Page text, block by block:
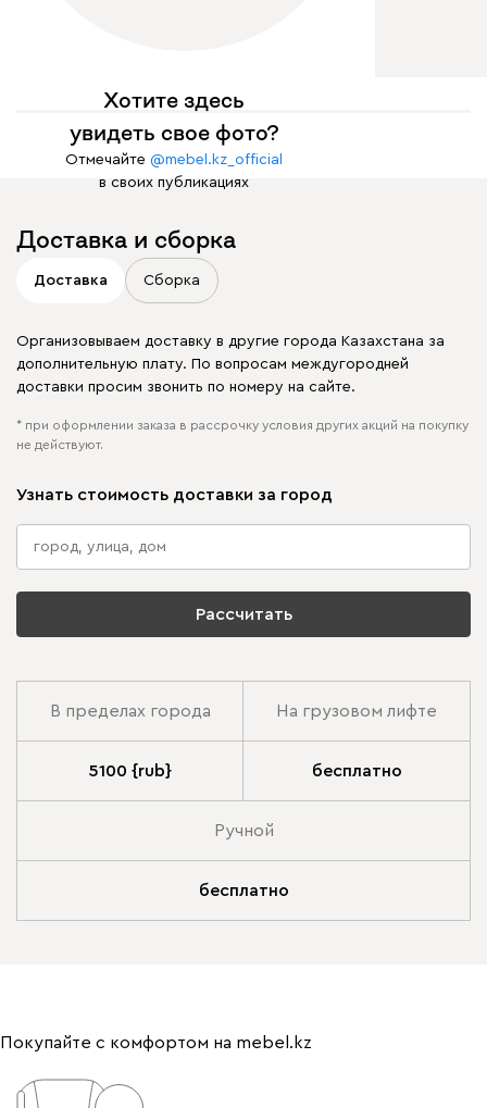
Хотите здесь
увидеть свое фото?
Отмечайте @mebel.kz_official
в своих публикациях
Доставка и сборка
Доставка Сборка
Организовываем доставку в другие города Казахстана за
дополнительную плату. По вопросам междугородней
доставки просим звонить по номеру на сайте.
* при оформлении заказа в рассрочку условия других акций на покупку
не действуют.
Узнать стоимость доставки за город
Рассчитать
В пределах города На грузовом лифте
5100 {rub} бесплатно
Ручной
бесплатно
Покупайте с комфортом на mebel.kz